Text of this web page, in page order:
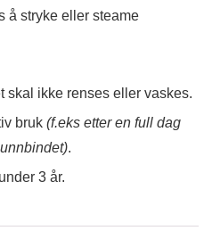
å stryke eller steame
skal ikke renses eller vaskes.
bruk (f.eks etter en full dag
.
3 år.